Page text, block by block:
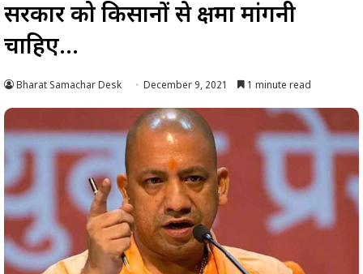
सरकार को किसानों से क्षमा मांगनी
चाहिए…
Bharat Samachar Desk December 9, 2021 1 minute read